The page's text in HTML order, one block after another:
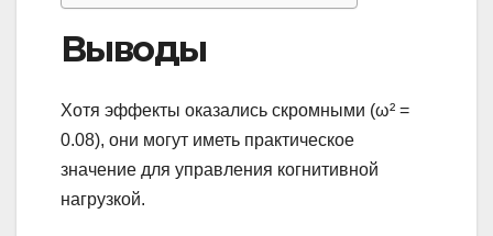
Выводы
Хотя эффекты оказались скромными (ω² =
0.08), они могут иметь практическое
значение для управления когнитивной
нагрузкой.